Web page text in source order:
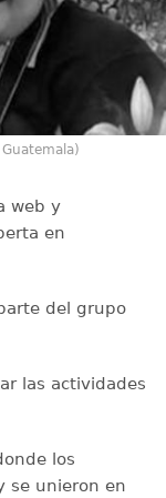
web y
en
del grupo
las actividades
los
se unieron en